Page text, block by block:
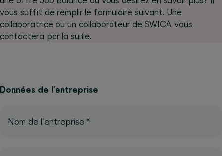
vous suffit de remplir le formulaire suivant. Une
collaboratrice ou un collaborateur de SWICA vous
contactera par la suite.
Données de l'entreprise
Nom de l'entreprise *